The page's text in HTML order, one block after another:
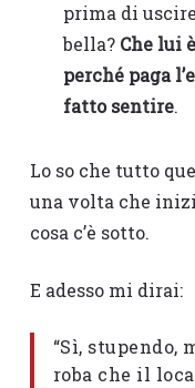
prima di
bella? Che lui
perché paga
fatto sentire.
Lo so che tutto
una volta che
cosa c’è sotto.
E adesso mi dirai:
“Sì, stupendo,
roba che il